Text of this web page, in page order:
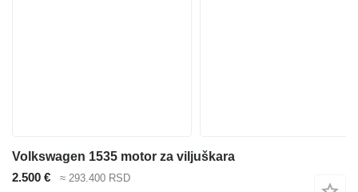
Volkswagen 1535 motor za viljuškara
2.500 €
≈ 293.400 RSD